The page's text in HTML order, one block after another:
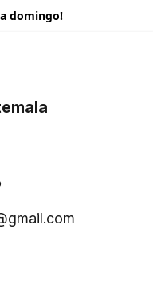
domingo!